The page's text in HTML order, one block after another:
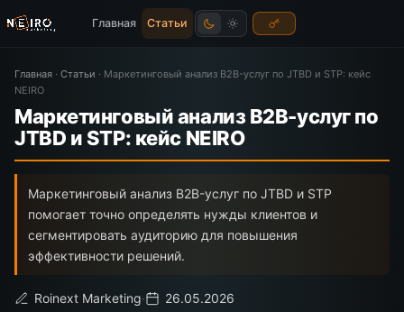
Главная Статьи
Главная · Статьи · Маркетинговый анализ B2B-услуг по JTBD и STP: кейс
NEIRO
Маркетинговый анализ B2B-услуг по
JTBD и STP: кейс NEIRO
Маркетинговый анализ B2B-услуг по JTBD и STP
помогает точно определять нужды клиентов и
сегментировать аудиторию для повышения
эффективности решений.
Roinext Marketing· 26.05.2026